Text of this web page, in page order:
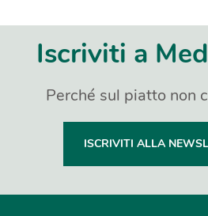
Iscriviti a
Perché sul piatto non
ISCRIVITI ALLA